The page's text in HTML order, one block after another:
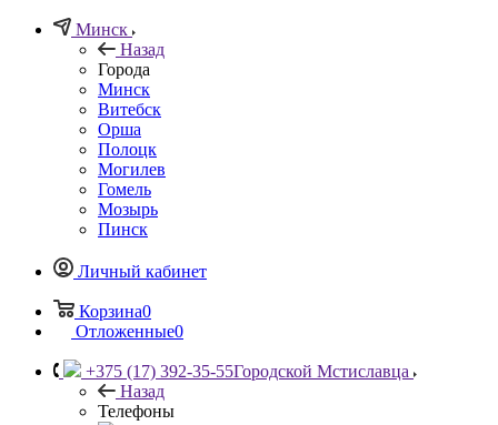
Минск
Назад
Города
Минск
Витебск
Орша
Полоцк
Могилев
Гомель
Мозырь
Пинск
Личный кабинет
Корзина0
Отложенные0
+375 (17) 392-35-55Городской Мстиславца
Назад
Телефоны